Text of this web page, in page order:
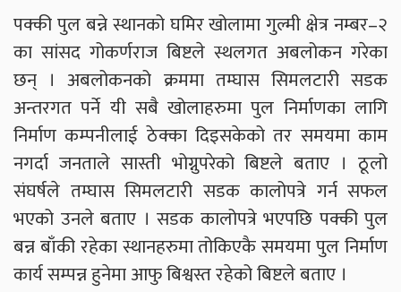
पक्की पुल बन्ने स्थानको घमिर खोलामा गुल्मी क्षेत्र नम्बर–२
का सांसद गोकर्णराज बिष्टले स्थलगत अबलोकन गरेका
छन् । अबलोकनको क्रममा तम्घास सिमलटारी सडक
अन्तरगत पर्ने यी सबै खोलाहरुमा पुल निर्माणका लागि
निर्माण कम्पनीलाई ठेक्का दिइसकेको तर समयमा काम
नगर्दा जनताले सास्ती भोग्नुपरेको बिष्टले बताए । ठूलो
संघर्षले तम्घास सिमलटारी सडक कालोपत्रे गर्न सफल
भएको उनले बताए । सडक कालोपत्रे भएपछि पक्की पुल
बन्न बाँकी रहेका स्थानहरुमा तोकिएकै समयमा पुल निर्माण
कार्य सम्पन्न हुनेमा आफु बिश्वस्त रहेको बिष्टले बताए ।